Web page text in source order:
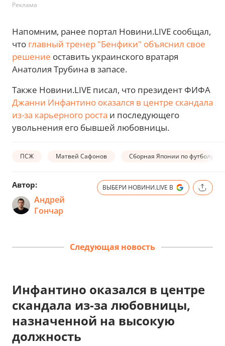
Реклама
Напомним, ранее портал Новини.LIVE сообщал,
что главный тренер "Бенфики" объяснил свое
решение оставить украинского вратаря
Анатолия Трубина в запасе.
Также Новини.LIVE писал, что президент ФИФА
Джанни Инфантино оказался в центре скандала
из-за карьерного роста и последующего
увольнения его бывшей любовницы.
ПСЖ Матвей Сафонов Сборная Японии по футболу
Автор:
Андрей
Гончар
ВЫБЕРИ НОВИНИ.LIVE В
Следующая новость
Инфантино оказался в центре
скандала из-за любовницы,
назначенной на высокую
должность